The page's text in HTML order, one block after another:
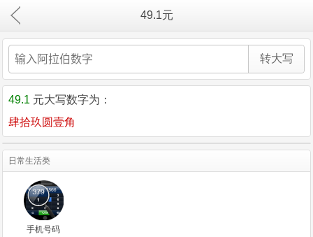
49.1元
49.1 元大写数字为：
肆拾玖圆壹角
日常生活类
手机号码